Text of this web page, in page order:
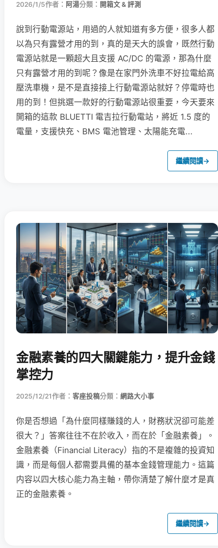
2026/1/5作者： 阿湯分類： 開箱文 & 評測
說到行動電源站，用過的人就知道有多方便，很多人都
以為只有露營才用的到，真的是天大的誤會，既然行動
電源站就是一顆超大且支援 AC/DC 的電源，那為什麼
只有露營才用的到呢？像是在家門外洗車不好拉電給高
壓洗車機，是不是直接接上行動電源站就好？停電時也
用的到！但挑選一款好的行動電源站很重要，今天要來
開箱的這款 BLUETTI 電吉拉行動電站，將近 1.5 度的
電量，支援快充、BMS 電池管理、太陽能充電...
繼續閱讀→
金融素養的四大關鍵能力，提升金錢
掌控力
2025/12/21作者： 客座投稿分類： 網路大小事
你是否想過「為什麼同樣賺錢的人，財務狀況卻可能差
很大？」答案往往不在於收入，而在於「金融素養」。
金融素養（Financial Literacy）指的不是複雜的投資知
識，而是每個人都需要具備的基本金錢管理能力。這篇
内容以四大核心能力為主軸，帶你清楚了解什麼才是真
正的金融素養。
繼續閱讀→